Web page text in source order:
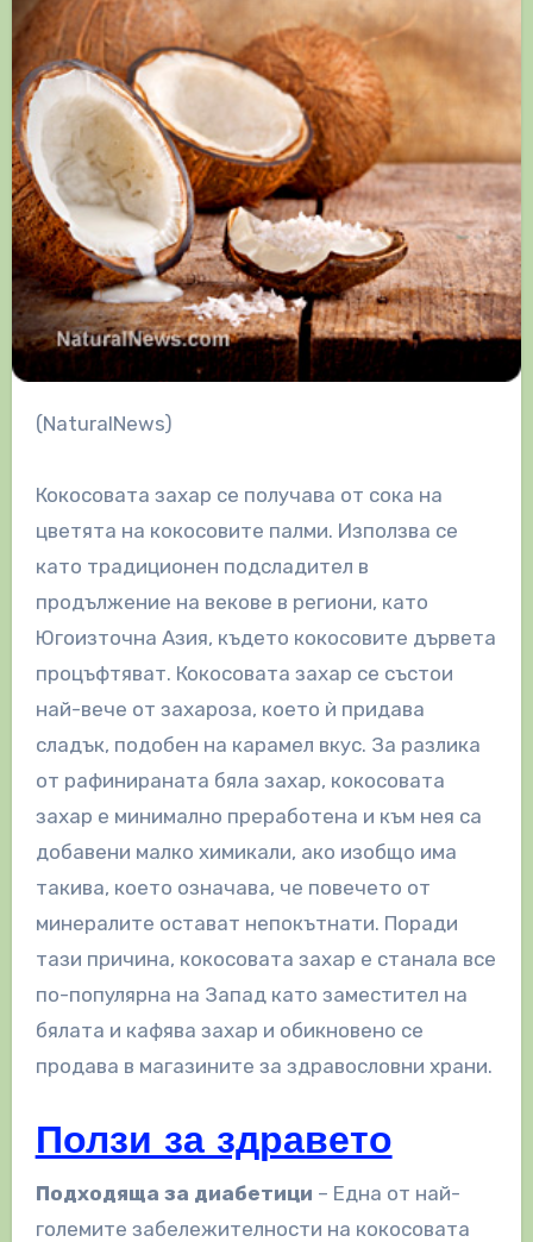
(NaturalNews)
Кокосовата захар се получава от сока на
цветята на кокосовите палми. Използва се
като традиционен подсладител в
продължение на векове в региони, като
Югоизточна Азия, където кокосовите дървета
процъфтяват. Кокосовата захар се състои
най-вече от захароза, което ѝ придава
сладък, подобен на карамел вкус. За разлика
от рафинираната бяла захар, кокосовата
захар е минимално преработена и към нея са
добавени малко химикали, ако изобщо има
такива, което означава, че повечето от
минералите остават непокътнати. Поради
тази причина, кокосовата захар е станала все
по-популярна на Запад като заместител на
бялата и кафява захар и обикновено се
продава в магазините за здравословни храни.
Ползи за здравето
Подходяща за диабетици – Една от най-
големите забележителности на кокосовата